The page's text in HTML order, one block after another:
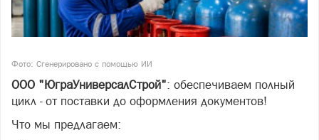
Фото: Сгенерировано с помощью ИИ
ООО "ЮграУниверсалСтрой": обеспечиваем полный
цикл - от поставки до оформления документов!
Что мы предлагаем: